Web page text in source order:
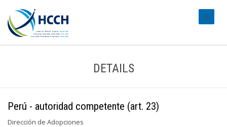
DETAILS
Perú - autoridad competente (art. 23)
Dirección de Adopciones